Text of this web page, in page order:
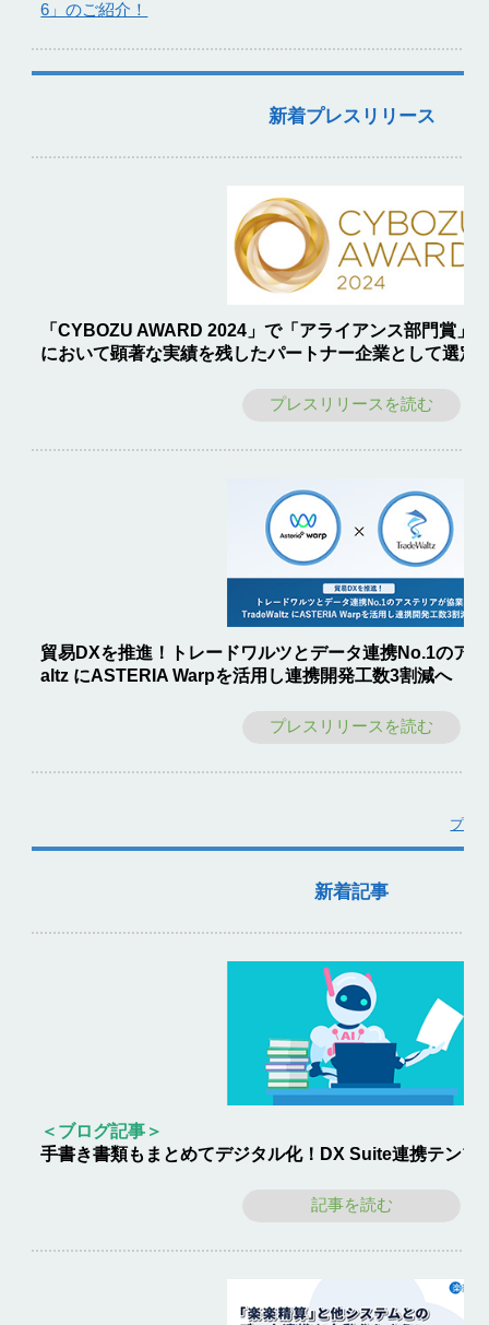
6」のご紹介！
新着プレスリリース
「CYBOZU AWARD 2024」で「アライアンス部門賞」
において顕著な実績を残したパートナー企業として選定
プレスリリースを読む
貿易DXを推進！トレードワルツとデータ連携No.1のア
altz にASTERIA Warpを活用し連携開発工数3割減へ
プレスリリースを読む
プレ
新着記事
＜ブログ記事＞
手書き書類もまとめてデジタル化！DX Suite連携テンプ
記事を読む